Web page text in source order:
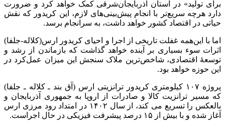
برای تولید» در استان آذربایجان‌‌شرقی کمک خواهد کرد و ضرورت
دارد هرچه سریع‌تر با انجام پیش‌بینی‌های لازم، این کریدور که نقش
حیاتی در اقتصاد کشور خواهد داشت، به سرانجام برسد.
اما با این‌همه غفلت تاریخی از اجرا و احیای کریدور ارس(کلاله-جلفا)
اثرات سوء بسیاری بر آینده خواهد گذاشت که بازماندن از رشد و
توسعهٔ اقتصادی، شاخص‌ترین ملاک سنجش این میزان عمل‌کرد در
این حوزه خواهد بود.
پروژه ۱۰۷ کیلومتری کریدور ترانزیتی ارس (آق بند ـ کلاله ـ جلفا)
که مسیر ترانزیت کالا و صادرات از اروپا به جمهوری آذربایجان و
بالعکس را تسریع می کند، از سال ۱۴۰۲ در امتداد رود مرزی ارس
آغاز شده و با بیش از ۱۵ درصد پیشرفت فیزیکی در حال اجراست.